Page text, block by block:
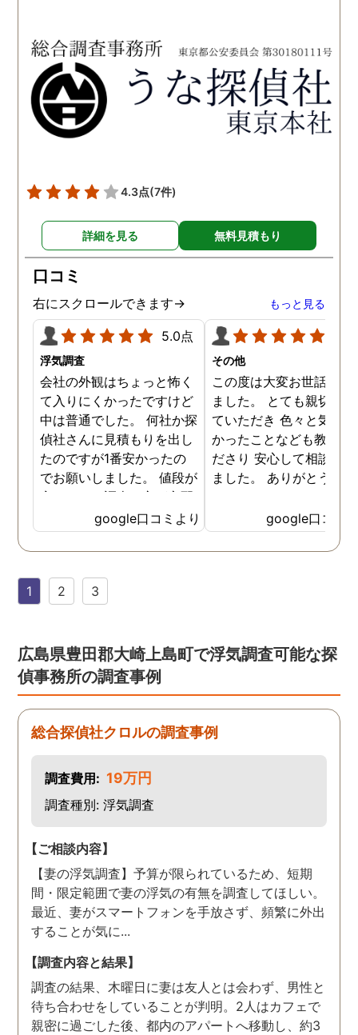
た。 調査も私の望む結果を
得るべく、尽力して頂き、
密に連絡をいただきなが
ら、丁寧に対応してくださ
いました。 おかげで、とて
も、不安で日々辛い気持ち
対応して頂いた上に、かな
り迅速に弁護士に関するア
ドバイスを頂き繋いで下さ
った事、本当に感謝してい
ます。
何かありましたらご相談
せて頂きたいと思います
4.3点(7件)
詳細を見る 無料見積もり
口コミ
右にスクロールできます→ もっと見る
5.0点
浮気調査
会社の外観はちょっと怖く
て入りにくかったですけど
中は普通でした。 何社か探
偵社さんに見積もりを出し
たのですが1番安かったの
でお願いしました。 値段が
安いので、調査の方が心配
でしたがしっかり浮気の証
拠を押さえて頂けました。
ありがとう御座いました。
探偵に頼む事のない人生を
google口コミより
その他
この度は大変お世話にな
ました。 とても親切に
ていただき 色々と気付
かったことなども教えて
ださり 安心して相談が
ました。 ありがとうご
google口コミ
1 2 3
広島県豊田郡大崎上島町で浮気調査可能な探
偵事務所の調査事例
総合探偵社クロルの調査事例
調査費用: 19万円
調査種別: 浮気調査
【ご相談内容】
【妻の浮気調査】予算が限られているため、短期
間・限定範囲で妻の浮気の有無を調査してほしい。
最近、妻がスマートフォンを手放さず、頻繁に外出
することが気に...
【調査内容と結果】
調査の結果、木曜日に妻は友人とは会わず、男性と
待ち合わせをしていることが判明。2人はカフェで
親密に過ごした後、都内のアパートへ移動し、約3